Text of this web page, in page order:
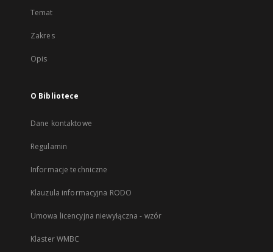
Temat
Zakres
Opis
O Bibliotece
Dane kontaktowe
Regulamin
Informacje techniczne
Klauzula informacyjna RODO
Umowa licencyjna niewyłączna - wzór
Klaster WMBC